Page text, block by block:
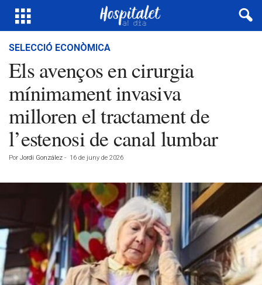
SELECCIÓ ECONÒMICA
Els avenços en cirurgia
mínimament invasiva
milloren el tractament de
l’estenosi de canal lumbar
Por Jordi González - 16 de juny de 2026